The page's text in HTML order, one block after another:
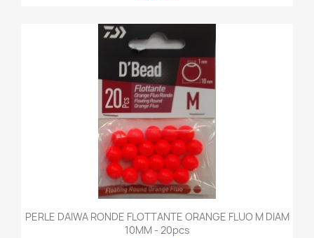
PERLE DAIWA RONDE FLOTTANTE ORANGE FLUO M DIAM
10MM - 20pcs